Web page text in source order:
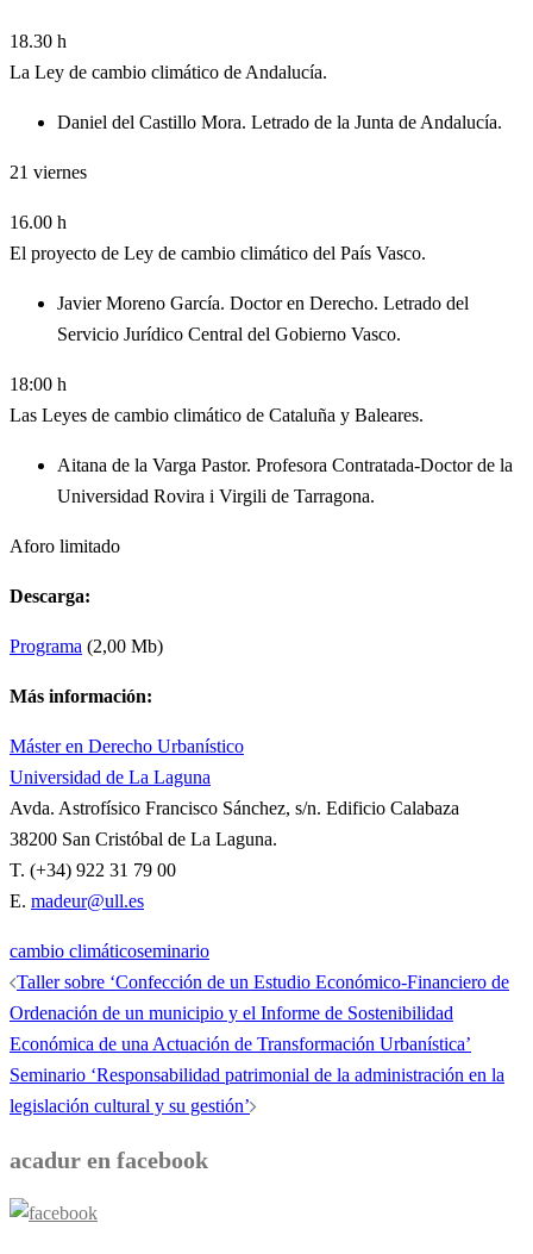
18.30 h
La Ley de cambio climático de Andalucía.
Daniel del Castillo Mora. Letrado de la Junta de Andalucía.
21 viernes
16.00 h
El proyecto de Ley de cambio climático del País Vasco.
Javier Moreno García. Doctor en Derecho. Letrado del
Servicio Jurídico Central del Gobierno Vasco.
18:00 h
Las Leyes de cambio climático de Cataluña y Baleares.
Aitana de la Varga Pastor. Profesora Contratada-Doctor de la
Universidad Rovira i Virgili de Tarragona.
Aforo limitado
Descarga:
Programa (2,00 Mb)
Más información:
Máster en Derecho Urbanístico
Universidad de La Laguna
Avda. Astrofísico Francisco Sánchez, s/n. Edificio Calabaza
38200 San Cristóbal de La Laguna.
T. (+34) 922 31 79 00
E. madeur@ull.es
cambio climáticoseminario
Navegación
de
entradas
Taller sobre ‘Confección de un Estudio Económico-Financiero de
Ordenación de un municipio y el Informe de Sostenibilidad
Económica de una Actuación de Transformación Urbanística’
Seminario ‘Responsabilidad patrimonial de la administración en la
legislación cultural y su gestión’
acadur en facebook